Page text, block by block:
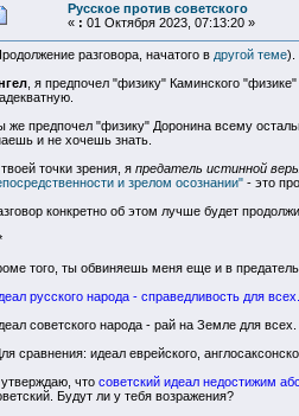
Русское против советского
« : 01 Октября 2023, 07:13:20 »
разговора, начатого в другой теме).
, я предпочел "физику" Каминского
же предпочел "физику" Доронина всему
и не хочешь знать.
точки зрения, я предатель истинной
и зрелом осознании"- это
конкретно об этом лучше будет
того, ты обвиняешь меня еще и в
русского народа - справедливость для всех.
советского народа - рай на Земле для всех.
сравнения: идеал еврейского,
что советский идеал недостижим
Будут ли у тебя возражения?